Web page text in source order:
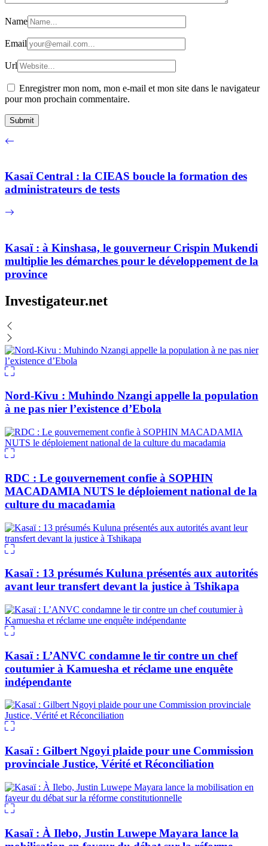
Name
Email
Url
Enregistrer mon nom, mon e-mail et mon site dans le navigateur
pour mon prochain commentaire.
Kasaï Central : la CIEAS boucle la formation des
administrateurs de tests
Kasaï : à Kinshasa, le gouverneur Crispin Mukendi
multiplie les démarches pour le développement de la
province
Investigateur.net
Nord-Kivu : Muhindo Nzangi appelle la population
à ne pas nier l’existence d’Ebola
RDC : Le gouvernement confie à SOPHIN
MACADAMIA NUTS le déploiement national de la
culture du macadamia
Kasaï : 13 présumés Kuluna présentés aux autorités
avant leur transfert devant la justice à Tshikapa
Kasaï : L’ANVC condamne le tir contre un chef
coutumier à Kamuesha et réclame une enquête
indépendante
Kasaï : Gilbert Ngoyi plaide pour une Commission
provinciale Justice, Vérité et Réconciliation
Kasaï : À Ilebo, Justin Luwepe Mayara lance la